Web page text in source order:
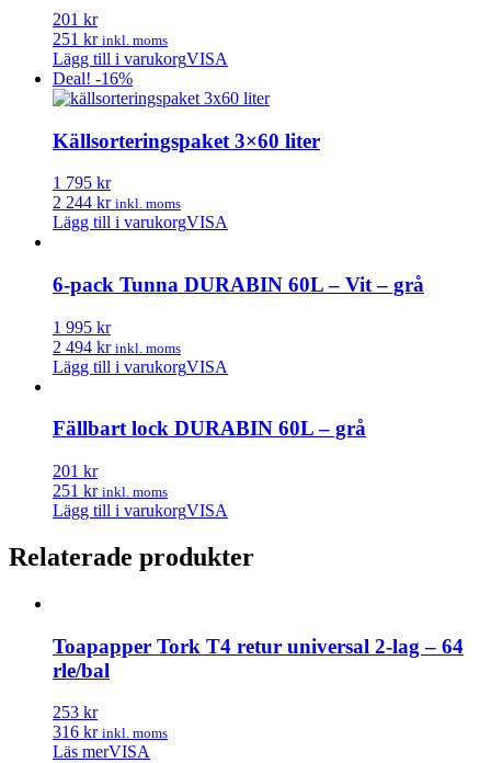
201 kr
251 kr inkl. moms
Lägg till i varukorgVISA
Deal! -16%
Källsorteringspaket 3×60 liter
1 795 kr
2 244 kr inkl. moms
Lägg till i varukorgVISA
6-pack Tunna DURABIN 60L – Vit – grå
1 995 kr
2 494 kr inkl. moms
Lägg till i varukorgVISA
Fällbart lock DURABIN 60L – grå
201 kr
251 kr inkl. moms
Lägg till i varukorgVISA
Relaterade produkter
Toapapper Tork T4 retur universal 2-lag – 64
rle/bal
253 kr
316 kr inkl. moms
Läs merVISA